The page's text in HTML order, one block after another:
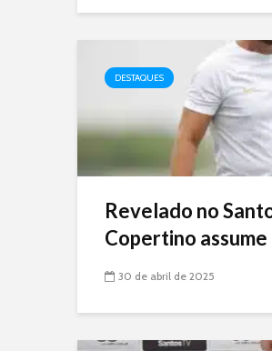
DESTAQUES
Revelado no
Copertino assume
30 de abril de 2025